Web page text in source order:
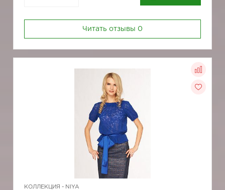
Читать отзывы 0
КОЛЛЕКЦИЯ - NIYA